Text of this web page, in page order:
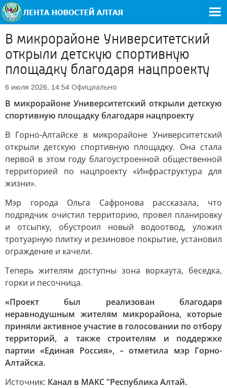
В микрорайоне Университетский
открыли детскую спортивную
площадку благодаря нацпроекту
6 июля 2026, 14:54 Официально
В микрорайоне Университетский открыли детскую
спортивную площадку благодаря нацпроекту
В Горно-Алтайске в микрорайоне Университетский
открыли детскую спортивную площадку. Она стала
первой в этом году благоустроенной общественной
территорией по нацпроекту «Инфраструктура для
жизни».
Мэр города Ольга Сафронова рассказала, что
подрядчик очистил территорию, провел планировку
и отсыпку, обустроил новый водоотвод, уложил
тротуарную плитку и резиновое покрытие, установил
ограждение и качели.
Теперь жителям доступны зона воркаута, беседка,
горки и песочница.
«Проект был реализован благодаря
неравнодушным жителям микрорайона, которые
приняли активное участие в голосовании по отбору
территорий, а также строителям и поддержке
партии «Единая Россия», – отметила мэр Горно-
Алтайска.
Источник: Канал в МАКС "Республика Алтай.